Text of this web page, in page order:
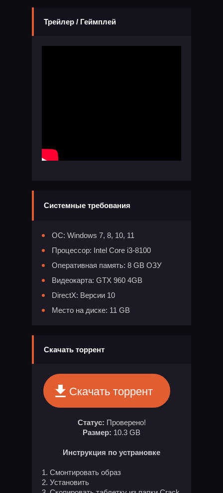
Трейлер / Геймплей
Системные требования
ОС: Windows 7, 8, 10, 11
Процессор: Intel Core i3-8100
Оперативная память: 8 GB ОЗУ
Видеокарта: GTX 960 4GB
DirectX: Версии 10
Место на диске: 11 GB
Скачать торрент
Скачать торрент
Статус: Проверено!
Размер: 10.3 GB
Инструкция по устрановке
1. Смонтировать образ
2. Установить